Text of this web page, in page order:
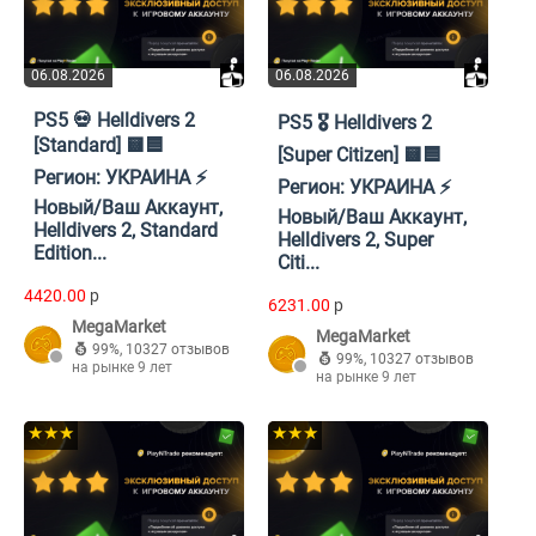
06.08.2026
PS5 💀 Helldivers 2
[Standard] 🟨🟦
Регион: УКРАИНА ⚡
Новый/Ваш Аккаунт,
Helldivers 2, Standard
Edition...
4420.00 p
MegaMarket
99%, 10327 отзывов
на рынке 9 лет
06.08.2026
PS5 🎖️ Helldivers 2
[Super Citizen] 🟨🟦
Регион: УКРАИНА ⚡
Новый/Ваш Аккаунт,
Helldivers 2, Super
Citi...
6231.00 p
MegaMarket
99%, 10327 отзывов
на рынке 9 лет
★★★ ★★★